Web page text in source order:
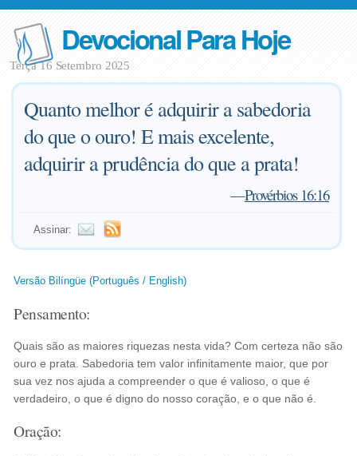
Devocional Para Hoje
Terça 16 Setembro 2025
Quanto melhor é adquirir a sabedoria
do que o ouro! E mais excelente,
adquirir a prudência do que a prata!
—Provérbios 16:16
Assinar:
Versão Bilíngüe (Português / English)
Pensamento:
Quais são as maiores riquezas nesta vida? Com certeza não são
ouro e prata. Sabedoria tem valor infinitamente maior, que por
sua vez nos ajuda a compreender o que é valioso, o que é
verdadeiro, o que é digno do nosso coração, e o que não é.
Oração: